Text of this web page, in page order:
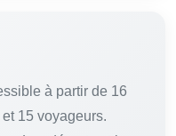
à partir de 16
15 voyageurs.